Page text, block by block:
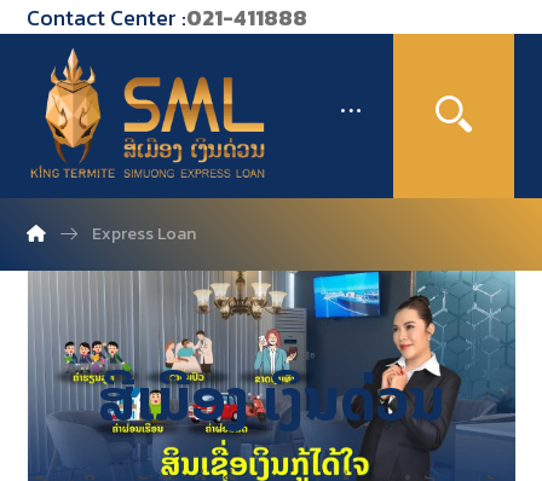
Contact Center :021-411888
Express Loan
ສີເມືອງເງິນດ່ວນ